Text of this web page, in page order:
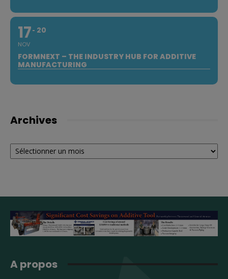
17
NOV
20
FORMNEXT – THE INDUSTRY HUB FOR ADDITIVE
MANUFACTURING
Archives
Archives
A propos